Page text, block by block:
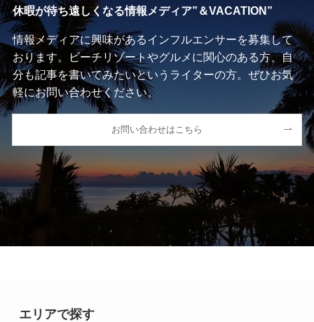
休暇が待ち遠しくなる情報メディア”＆VACATION”
情報メディアに興味があるインフルエンサーを募集して
おります。ビーチリゾートやグルメに関心のある方、自
分も記事を書いてみたいというライターの方。ぜひお気
軽にお問い合わせください。
お問い合わせはこちら
エリアで探す